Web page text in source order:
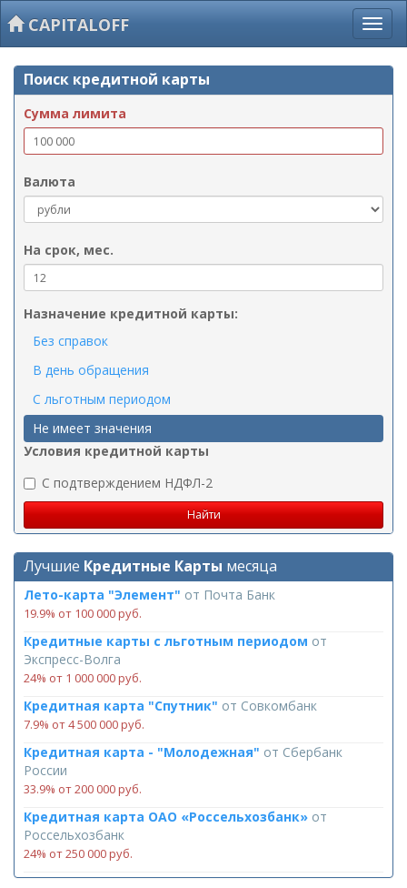
CAPITALOFF
Поиск кредитной карты
Сумма лимита
Валюта
На срок, мес.
Назначение кредитной карты:
Без справок
В день обращения
С льготным периодом
Не имеет значения
Условия кредитной карты
C подтверждением НДФЛ-2
Лучшие Кредитные Карты месяца
Лето-карта "Элемент" от Почта Банк
19.9% от 100 000 руб.
Кредитные карты с льготным периодом от
Экспресс-Волга
24% от 1 000 000 руб.
Кредитная карта "Спутник" от Совкомбанк
7.9% от 4 500 000 руб.
Кредитная карта - "Молодежная" от Сбербанк
России
33.9% от 200 000 руб.
Кредитная карта ОАО «Россельхозбанк» от
Россельхозбанк
24% от 250 000 руб.